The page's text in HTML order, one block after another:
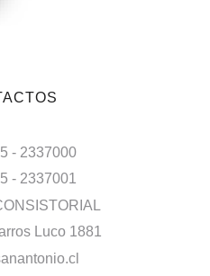
- 2337000
- 2337001
Luco 1881